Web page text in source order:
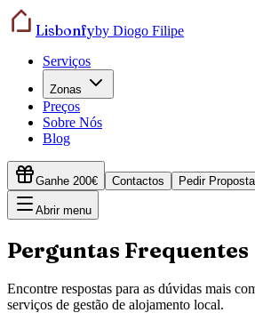
Lisbonfyby Diogo Filipe
Serviços
Zonas
Preços
Sobre Nós
Blog
Ganhe 200€ Contactos Pedir Proposta
Abrir menu
Perguntas Frequentes
Encontre respostas para as dúvidas mais
serviços de gestão de alojamento local.